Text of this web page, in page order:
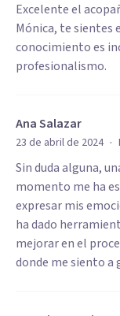
Excelente el
Mónica, te sientes
conocimiento es
profesionalismo.
Ana Salazar
23 de abril de 2024 ·
Sin duda alguna,
momento me ha
expresar mis
ha dado
mejorar en el
donde me siento a